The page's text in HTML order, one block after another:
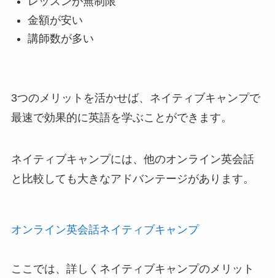
金額が安い
講師数が多い
3つのメリットを活かせば、ネイティブキャンプで
最速で効果的に英語を学ぶことができます。
ネイティブキャンプには、他のオンライン英会話
と比較しても大きなアドバンテージがあります。
オンライン英会話ネイティブキャンプ
ここでは、詳しくネイティブキャンプのメリット